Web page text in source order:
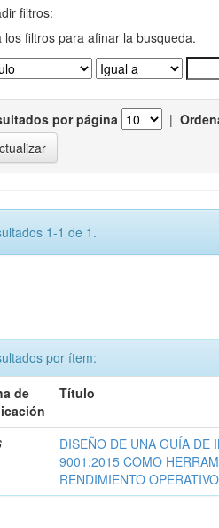
filtros:
los filtros para afinar la busqueda.
por página |
1-1 de 1.
por ítem:
de
Título
DISEÑO DE UNA GUÍA DE
9001:2015 COMO
RENDIMIENTO